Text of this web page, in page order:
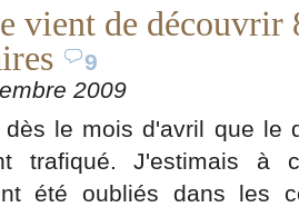
vient de découvrir
9
2009
le mois d'avril que le
trafiqué. J'estimais
été oubliés dans les